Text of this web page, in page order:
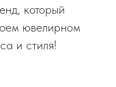
который
ювелирном
и стиля!